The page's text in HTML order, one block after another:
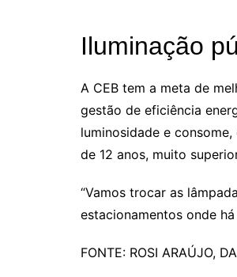
Iluminação
A CEB tem a meta de
gestão de eficiência
luminosidade e
de 12 anos, muito
“Vamos trocar as
estacionamentos onde
FONTE: ROSI ARAÚJO,